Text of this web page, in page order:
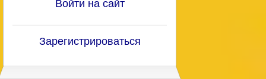
Войти на сайт
Зарегистрироваться